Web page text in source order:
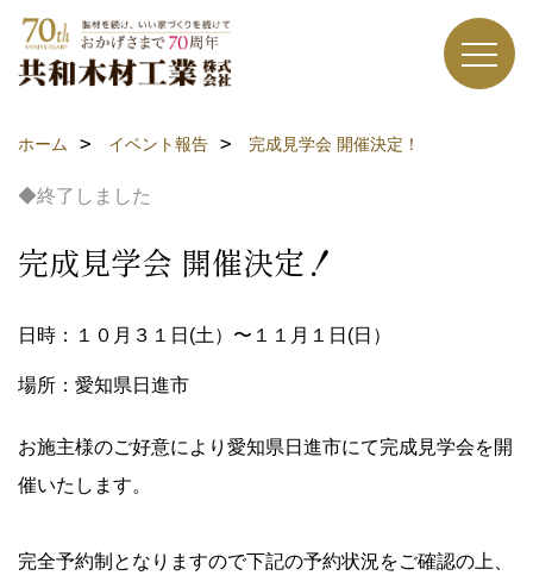
ホーム イベント報告 完成見学会 開催決定！
◆終了しました
完成見学会 開催決定！
日時：１０月３１日(土）〜１１月１日(日）
場所：愛知県日進市
お施主様のご好意により愛知県日進市にて完成見学会を開
催いたします。
完全予約制となりますので下記の予約状況をご確認の上、